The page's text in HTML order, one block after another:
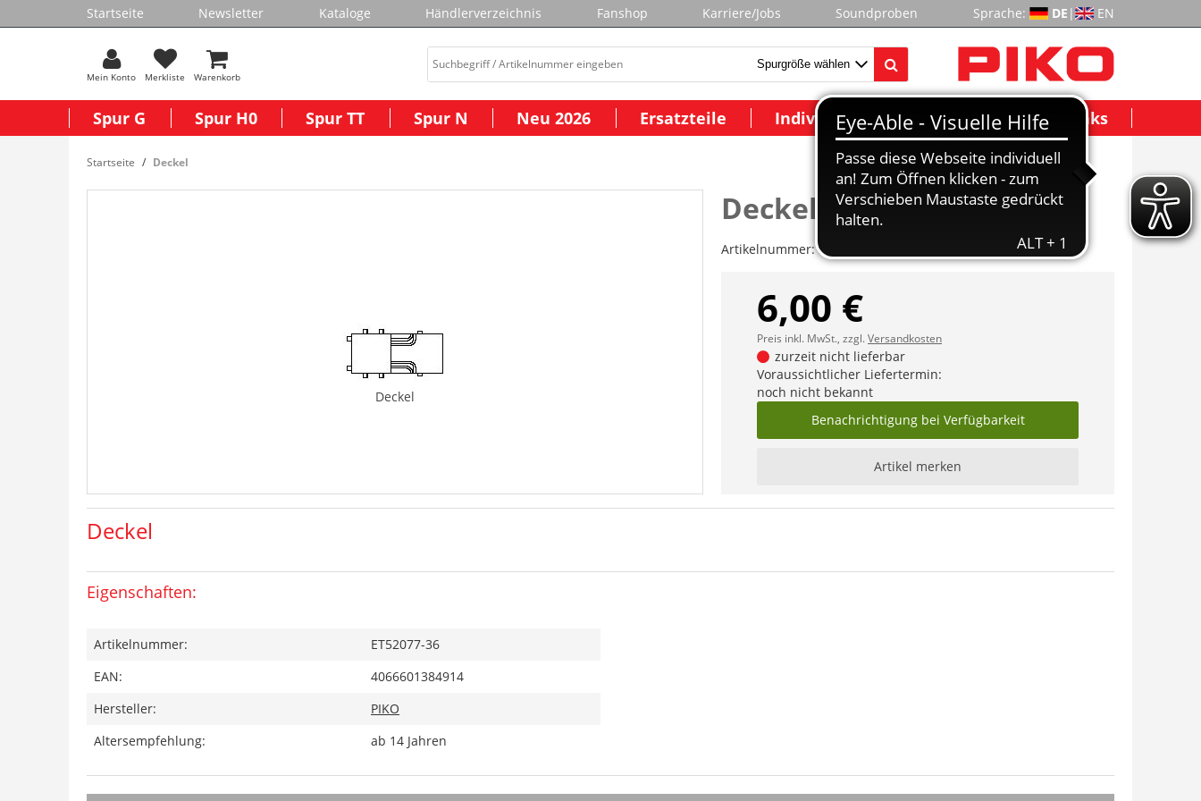
Startseite Newsletter Kataloge Händlerverzeichnis Fanshop Karriere/Jobs Soundproben Sprache: DE | EN
Mein Konto Merkliste Warenkorb
Spur G Spur H0 Spur TT Spur N Neu 2026 Ersatzteile Individuelle Modelle Wichtige Links
Startseite Deckel
Deckel
Deckel
Artikelnummer:ET52077-36
6,00 €
Preis inkl. MwSt., zzgl.Versandkosten
zurzeit nicht lieferbar
Voraussichtlicher Liefertermin:
noch nicht bekannt
Benachrichtigung bei Verfügbarkeit
Artikel merken
Deckel
Eigenschaften:
Artikelnummer:
ET52077-36
EAN:
4066601384914
Hersteller:
PIKO
Altersempfehlung:
ab 14 Jahren